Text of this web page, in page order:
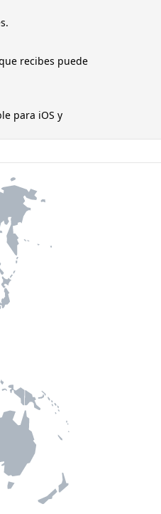
recibes puede
para iOS y